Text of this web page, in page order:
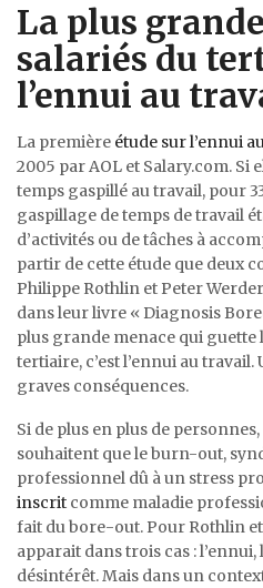
La plus
salariés du
l’ennui au
La première étude sur l’ennui
2005 par AOL et Salary.com. Si
temps gaspillé au travail, pour
gaspillage de temps de travail
d’activités ou de tâches à
partir de cette étude que deux
Philippe Rothlin et Peter
dans leur livre « Diagnosis
plus grande menace qui
tertiaire, c’est l’ennui au
graves conséquences.
Si de plus en plus de
souhaitent que le burn-out,
professionnel dû à un stress
inscrit comme maladie
fait du bore-out. Pour Rothlin
apparait dans trois cas : l’ennui,
désintérêt. Mais dans un